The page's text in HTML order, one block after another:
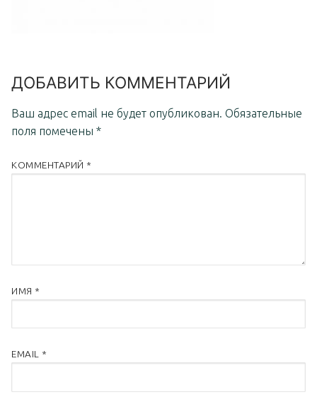
ДОБАВИТЬ КОММЕНТАРИЙ
Ваш адрес email не будет опубликован. Обязательные
поля помечены *
КОММЕНТАРИЙ *
ИМЯ *
EMAIL *